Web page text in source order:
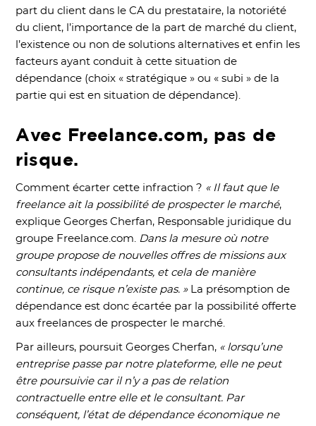
part du client dans le CA du prestataire, la notoriété
du client, l’importance de la part de marché du client,
l’existence ou non de solutions alternatives et enfin les
facteurs ayant conduit à cette situation de
dépendance (choix « stratégique » ou « subi » de la
partie qui est en situation de dépendance).
Avec Freelance.com, pas de
risque.
Comment écarter cette infraction ? « Il faut que le
freelance ait la possibilité de prospecter le marché,
explique Georges Cherfan, Responsable juridique du
groupe Freelance.com. Dans la mesure où notre
groupe propose de nouvelles offres de missions aux
consultants indépendants, et cela de manière
continue, ce risque n’existe pas. »La présomption de
dépendance est donc écartée par la possibilité offerte
aux freelances de prospecter le marché.
Par ailleurs, poursuit Georges Cherfan, « lorsqu’une
entreprise passe par notre plateforme, elle ne peut
être poursuivie car il n’y a pas de relation
contractuelle entre elle et le consultant. Par
conséquent, l’état de dépendance économique ne